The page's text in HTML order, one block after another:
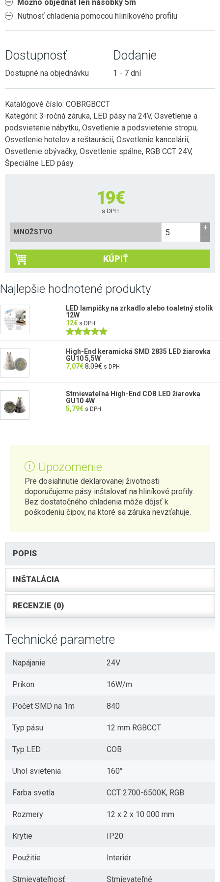
Možno objednať len násobky 5m
Nutnosť chladenia pomocou hliníkového profilu
Dostupnosť
Dostupné na objednávku
Dodanie
1 - 7 dní
Katalógové číslo: COBRGBCCT
Kategórií: 3-ročná záruka, LED pásy na 24V, Osvetlenie a
podsvietenie nábytku, Osvetlenie a podsvietenie stropu,
Osvetlenie hotelov a reštaurácií, Osvetlenie kancelárií,
Osvetlenie obývačky, Osvetlenie spálne, RGB CCT 24V,
Špeciálne LED pásy
19€
s DPH
MNOŽSTVO
KÚPIŤ
Najlepšie hodnotené produkty
LED lampičky na zrkadlo alebo toaletný stolík
12W
12€ s DPH
5.00z 5
High-End keramická SMD 2835 LED žiarovka
GU10 5,5W
7,07€8,09€ s DPH
Stmievateľná High-End COB LED žiarovka
GU10 4W
5,79€ s DPH
Upozornenie
Pre dosiahnutie deklarovanej životnosti
doporučujeme pásy inštalovať na hliníkové profily.
Bez dostatočného chladenia môže dôjsť k
poškodeniu čipov, na ktoré sa záruka nevzťahuje.
POPIS
INŠTALÁCIA
RECENZIE (0)
Technické parametre
Napájanie 24V
Príkon 16W/m
Počet SMD na 1m 840
Typ pásu 12 mm RGBCCT
Typ LED COB
Uhol svietenia 160°
Farba svetla CCT 2700-6500K, RGB
Rozmery 12 x 2 x 10 000 mm
Krytie IP20
Použitie Interiér
Stmievateľnosť Stmievateľné